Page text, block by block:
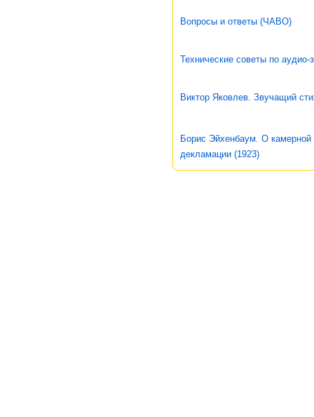
Вопросы и ответы (ЧАВО)
Технические советы по аудио-
Виктор Яковлев. Звучащий
Борис Эйхенбаум. О камерной
декламации (1923)